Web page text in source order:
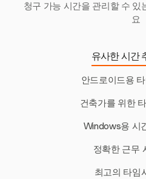
청구 가능 시간을 관리할 수 있
요
유사한 시간
안드로이드용
건축가를 위한
Windows용 시
정확한 근무
최고의 타임